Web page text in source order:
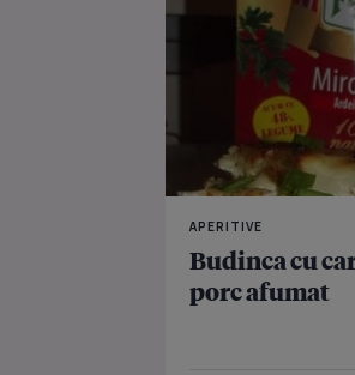
APERITIVE
Budinca cu
porc afumat